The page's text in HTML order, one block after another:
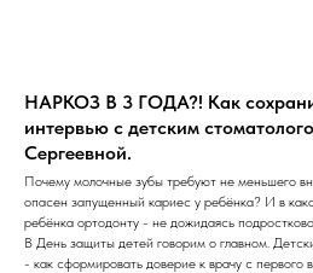
НАРКОЗ В 3 ГОДА?! Как
интервью с детским
Сергеевной.
Почему молочные зубы требуют не меньшего
опасен запущенный кариес у ребёнка? И в
ребёнка ортодонту - не дожидаясь
В День защиты детей говорим о главном.
- как сформировать доверие к врачу с первого